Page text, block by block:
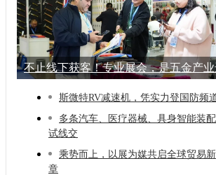
不止线下获客！专业展会，是五金产
斯微特RV减速机，凭实力登国防频
多条汽车、医疗器械、具身智能装配
试线交
乘势而上，以展为媒共启全球贸易
章